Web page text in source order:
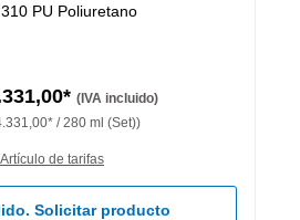
PU Poliuretano
(IVA incluido)
/ 280 ml (Set))
Artículo de tarifas
Solicitar producto